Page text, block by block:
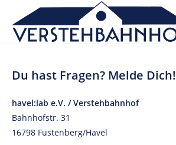
content
Du hast Fragen? Melde Dich!
havel:lab e.V. / Verstehbahnhof
Bahnhofstr. 31
16798 Füstenberg/Havel